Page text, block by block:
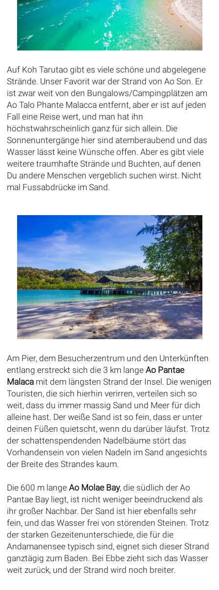
Auf Koh Tarutao gibt es viele schöne und abgelegene
Strände. Unser Favorit war der Strand von Ao Son. Er
ist zwar weit von den Bungalows/Campingplätzen am
Ao Talo Phante Malacca entfernt, aber er ist auf jeden
Fall eine Reise wert, und man hat ihn
höchstwahrscheinlich ganz für sich allein. Die
Sonnenuntergänge hier sind atemberaubend und das
Wasser lässt keine Wünsche offen. Aber es gibt viele
weitere traumhafte Strände und Buchten, auf denen
Du andere Menschen vergeblich suchen wirst. Nicht
mal Fussabdrücke im Sand.
Am Pier, dem Besucherzentrum und den Unterkünften
entlang erstreckt sich die 3 km lange Ao Pantae
Malacamit dem längsten Strand der Insel. Die wenigen
Touristen, die sich hierhin verirren, verteilen sich so
weit, dass du immer massig Sand und Meer für dich
alleine hast. Der weiße Sand ist so fein, dass er unter
deinen Füßen quietscht, wenn du darüber läufst. Trotz
der schattenspendenden Nadelbäume stört das
Vorhandensein von vielen Nadeln im Sand angesichts
der Breite des Strandes kaum.
Die 600 m lange Ao Molae Bay, die südlich der Ao
Pantae Bay liegt, ist nicht weniger beeindruckend als
ihr großer Nachbar. Der Sand ist hier ebenfalls sehr
fein, und das Wasser frei von störenden Steinen. Trotz
der starken Gezeitenunterschiede, die für die
Andamanensee typisch sind, eignet sich dieser Strand
ganztägig zum Baden. Bei Ebbe zieht sich das Wasser
weit zurück, und der Strand wird noch breiter.